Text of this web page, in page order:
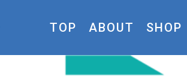
TOP ABOUT SHOP